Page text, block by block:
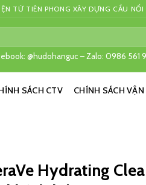
TỬ TIÊN PHONG XÂY DỰNG CẦU
@hudohanguc – Zalo: 0986 561
SÁCH CTV CHÍNH SÁCH
Hydrating